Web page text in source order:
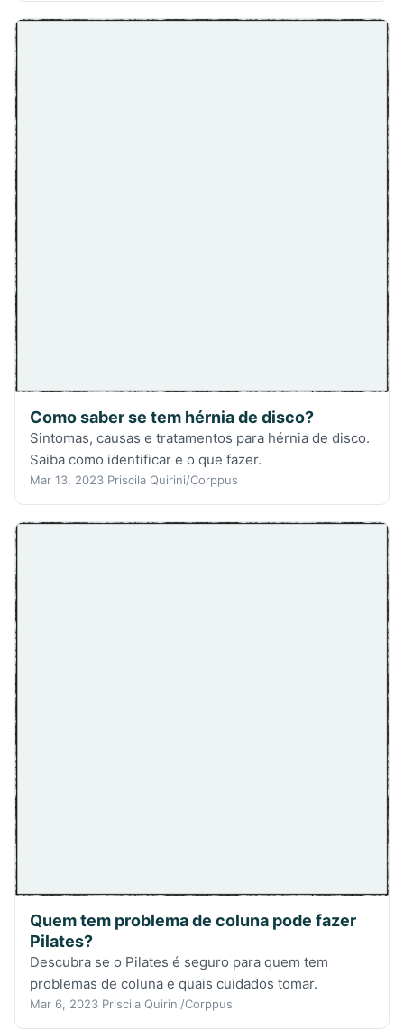
Como saber se tem hérnia de disco?
Sintomas, causas e tratamentos para hérnia de disco.
Saiba como identificar e o que fazer.
Mar 13, 2023 Priscila Quirini/Corppus
Quem tem problema de coluna pode fazer
Pilates?
Descubra se o Pilates é seguro para quem tem
problemas de coluna e quais cuidados tomar.
Mar 6, 2023 Priscila Quirini/Corppus